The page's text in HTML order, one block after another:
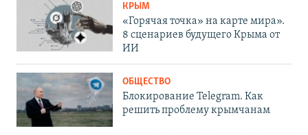
КРЫМ
«Горячая точка» на карте мира».
8 сценариев будущего Крыма от
ИИ
ОБЩЕСТВО
Блокирование Telegram. Как
решить проблему крымчанам